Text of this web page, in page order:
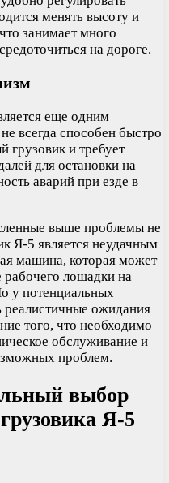
менять высоту и
занимает много
на дороге.
еще одним
всегда способен быстро
грузовик и требует
для остановки на
аварий при езде в
выше проблемы не
Я-5 является неудачным
машина, которая может
рабочего лошадки на
у потенциальных
ожидания
того, что необходимо
обслуживание и
проблем.
выбор
Я-5